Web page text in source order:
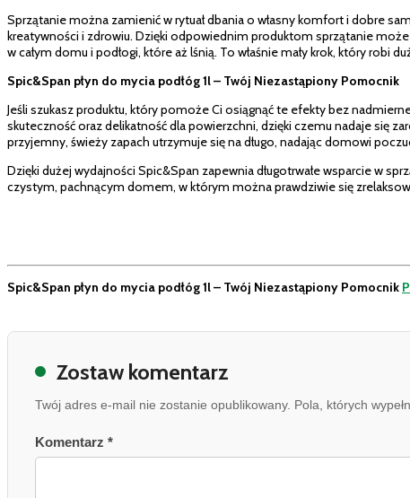
Sprzątanie można zamienić w rytuał dbania o własny komfort i dobre
kreatywności i zdrowiu. Dzięki odpowiednim produktom sprzątanie
w całym domu i podłogi, które aż lśnią. To właśnie mały krok, który robi
Spic&Span płyn do mycia podłóg 1l – Twój Niezastąpiony Pomocnik
Jeśli szukasz produktu, który pomoże Ci osiągnąć te efekty bez
skuteczność oraz delikatność dla powierzchni, dzięki czemu nadaje się
przyjemny, świeży zapach utrzymuje się na długo, nadając domowi
Dzięki dużej wydajności Spic&Span zapewnia długotrwałe wsparcie w
czystym, pachnącym domem, w którym można prawdziwie się
Spic&Span płyn do mycia podłóg 1l – Twój Niezastąpiony Pomocnik
Zostaw komentarz
Twój adres e-mail nie zostanie opublikowany. Pola, których
Komentarz *